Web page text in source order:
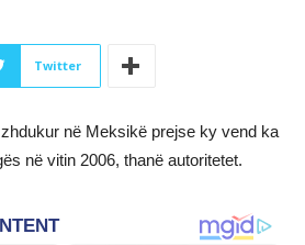
Twitter
në Meksikë prejse ky vend ka
në vitin 2006, thanë autoritetet.